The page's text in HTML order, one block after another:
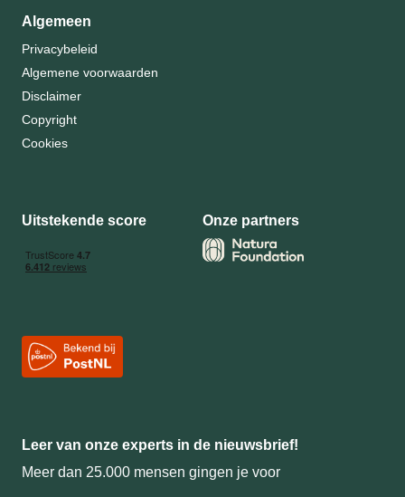
Algemeen
Privacybeleid
Algemene voorwaarden
Disclaimer
Copyright
Cookies
Uitstekende score Onze partners
Leer van onze experts in de nieuwsbrief!
Meer dan 25.000 mensen gingen je voor